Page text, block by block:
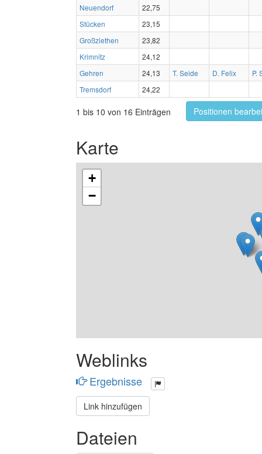
Neuendorf
22,75
Stücken
23,15
Großziethen
23,82
Krimnitz
24,12
Gehren
24,13 T. Seide D. Felix
P.
Tremsdorf
24,22
1 bis 10 von 16 Einträgen Positionen
Karte
+
−
Weblinks
Ergebnisse
Link hinzufügen
Dateien